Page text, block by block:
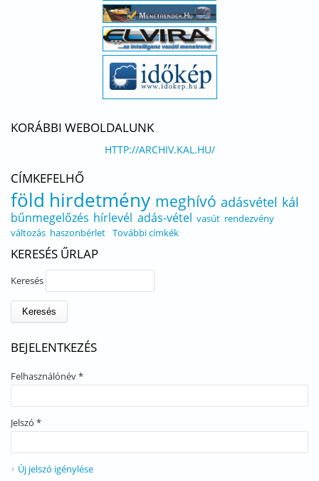
KORÁBBI WEBOLDALUNK
HTTP://ARCHIV.KAL.HU/
CÍMKEFELHŐ
föld hirdetmény meghívó adásvétel kál
bűnmegelőzés hírlevél adás-vétel vasút rendezvény
változás haszonbérlet További címkék
KERESÉS ŰRLAP
Keresés
BEJELENTKEZÉS
Felhasználónév*
Jelszó *
Új jelszó igénylése